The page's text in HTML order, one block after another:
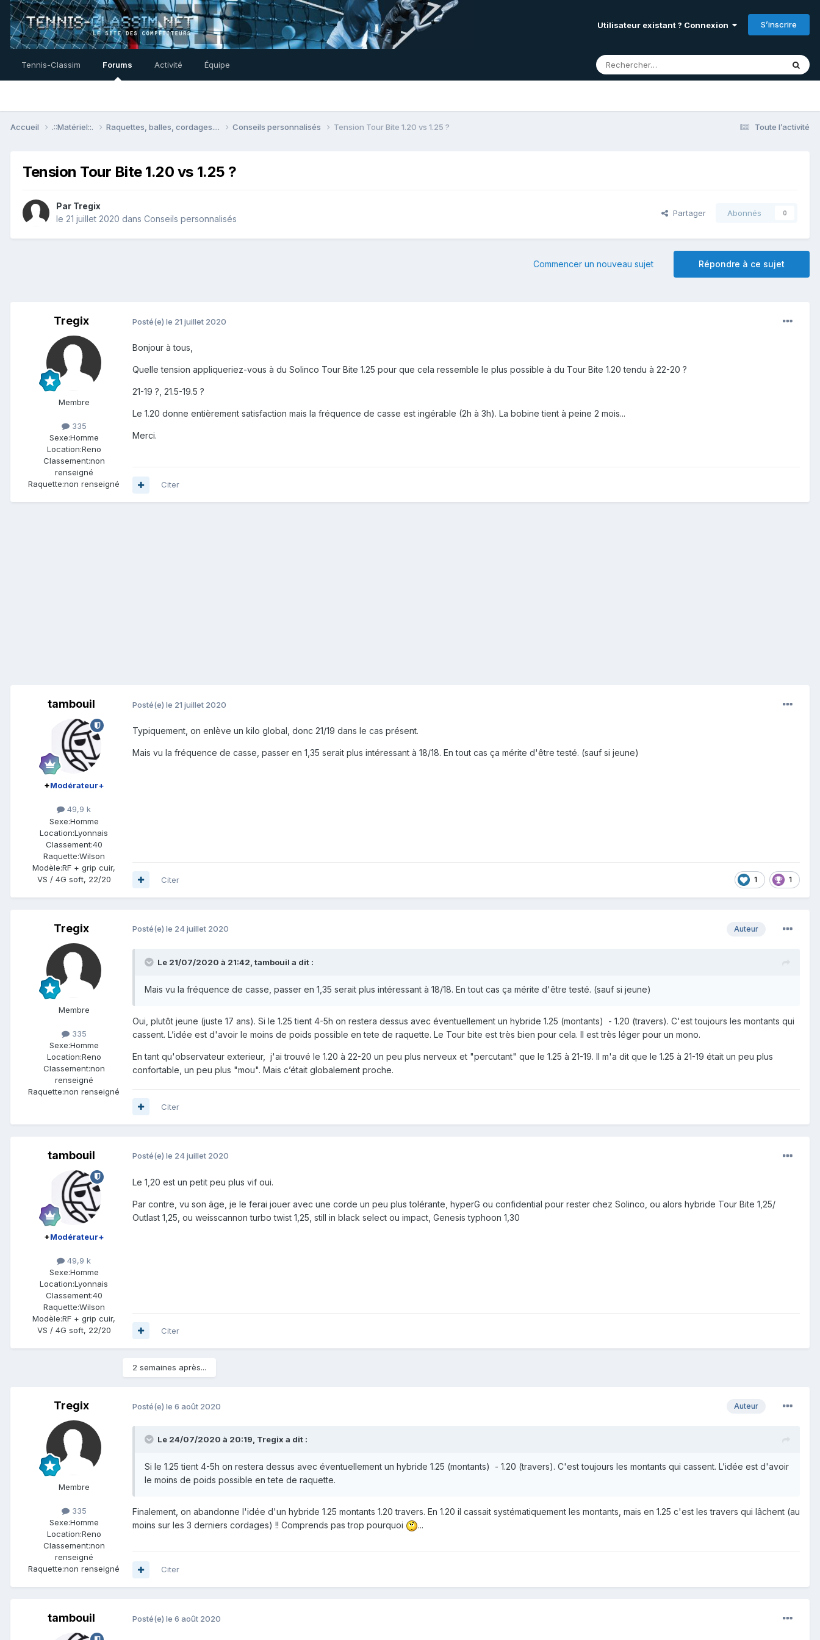
Utilisateur existant ? Connexion S’inscrire
Tennis-Classim Forums Activité Équipe
Toute l’activité
Accueil .::Matériel::. Raquettes, balles, cordages.... Conseils personnalisés Tension Tour Bite 1.20 vs 1.25 ?
Tension Tour Bite 1.20 vs 1.25 ?
Par Tregix
le 21 juillet 2020 dans Conseils personnalisés
Partager Abonnés 0
Répondre à ce sujet
Commencer un nouveau sujet
Tregix
Membre
335
Sexe:Homme
Location:Reno
Classement:non
renseigné
Raquette:non renseigné
Posté(e) le 21 juillet 2020
Bonjour à tous,
Quelle tension appliqueriez-vous à du Solinco Tour Bite 1.25 pour que cela ressemble le plus possible à du Tour Bite 1.20 tendu à 22-20 ?
21-19 ?, 21.5-19.5 ?
Le 1.20 donne entièrement satisfaction mais la fréquence de casse est ingérable (2h à 3h). La bobine tient à peine 2 mois...
Merci.
Citer
tambouil
+Modérateur+
49,9 k
Sexe:Homme
Location:Lyonnais
Classement:40
Raquette:Wilson
Modèle:RF + grip cuir,
VS / 4G soft, 22/20
Posté(e) le 21 juillet 2020
Typiquement, on enlève un kilo global, donc 21/19 dans le cas présent.
Mais vu la fréquence de casse, passer en 1,35 serait plus intéressant à 18/18. En tout cas ça mérite d'être testé. (sauf si jeune)
1 1
Citer
Tregix
Membre
335
Sexe:Homme
Location:Reno
Classement:non
renseigné
Raquette:non renseigné
Auteur
Posté(e) le 24 juillet 2020
Le 21/07/2020 à 21:42, tambouil a dit :
Mais vu la fréquence de casse, passer en 1,35 serait plus intéressant à 18/18. En tout cas ça mérite d'être testé. (sauf si jeune)
Oui, plutôt jeune (juste 17 ans). Si le 1.25 tient 4-5h on restera dessus avec éventuellement un hybride 1.25 (montants) - 1.20 (travers). C'est toujours les montants qui
cassent. L’idée est d'avoir le moins de poids possible en tete de raquette. Le Tour bite est très bien pour cela. Il est très léger pour un mono.
En tant qu'observateur exterieur, j'ai trouvé le 1.20 à 22-20 un peu plus nerveux et "percutant" que le 1.25 à 21-19. Il m'a dit que le 1.25 à 21-19 était un peu plus
confortable, un peu plus "mou". Mais c’était globalement proche.
Citer
tambouil
+Modérateur+
49,9 k
Sexe:Homme
Location:Lyonnais
Classement:40
Raquette:Wilson
Modèle:RF + grip cuir,
VS / 4G soft, 22/20
Posté(e) le 24 juillet 2020
Le 1,20 est un petit peu plus vif oui.
Par contre, vu son âge, je le ferai jouer avec une corde un peu plus tolérante, hyperG ou confidential pour rester chez Solinco, ou alors hybride Tour Bite 1,25/
Outlast 1,25, ou weisscannon turbo twist 1,25, still in black select ou impact, Genesis typhoon 1,30
Citer
2 semaines après...
Tregix
Membre
335
Sexe:Homme
Location:Reno
Classement:non
renseigné
Raquette:non renseigné
Auteur
Posté(e) le 6 août 2020
Le 24/07/2020 à 20:19, Tregix a dit :
Si le 1.25 tient 4-5h on restera dessus avec éventuellement un hybride 1.25 (montants) - 1.20 (travers). C'est toujours les montants qui cassent. L’idée est d'avoir
le moins de poids possible en tete de raquette.
Finalement, on abandonne l'idée d'un hybride 1.25 montants 1.20 travers. En 1.20 il cassait systématiquement les montants, mais en 1.25 c'est les travers qui lâchent (au
moins sur les 3 derniers cordages) !! Comprends pas trop pourquoi
...
Citer
tambouil Posté(e) le 6 août 2020